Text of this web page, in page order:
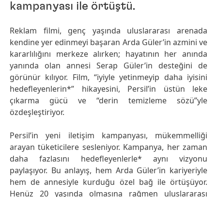
kampanyası ile örtüştü.
Reklam filmi, genç yaşında uluslararası arenada
kendine yer edinmeyi başaran Arda Güler’in azmini ve
kararlılığını merkeze alırken; hayatının her anında
yanında olan annesi Serap Güler’in desteğini de
görünür kılıyor. Film, “iyiyle yetinmeyip daha iyisini
hedefleyenlerin*” hikayesini, Persil’in üstün leke
çıkarma gücü ve “derin temizleme sözü”yle
özdeşleştiriyor.
Persil’in yeni iletişim kampanyası, mükemmelliği
arayan tüketicilere sesleniyor. Kampanya, her zaman
daha fazlasını hedefleyenlerle* aynı vizyonu
paylaşıyor. Bu anlayış, hem Arda Güler’in kariyeriyle
hem de annesiyle kurduğu özel bağ ile örtüşüyor.
Henüz 20 yaşında olmasına rağmen uluslararası